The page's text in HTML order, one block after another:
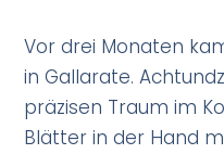
Vor drei Monaten
in Gallarate.
präzisen Traum im
Blätter in der Hand